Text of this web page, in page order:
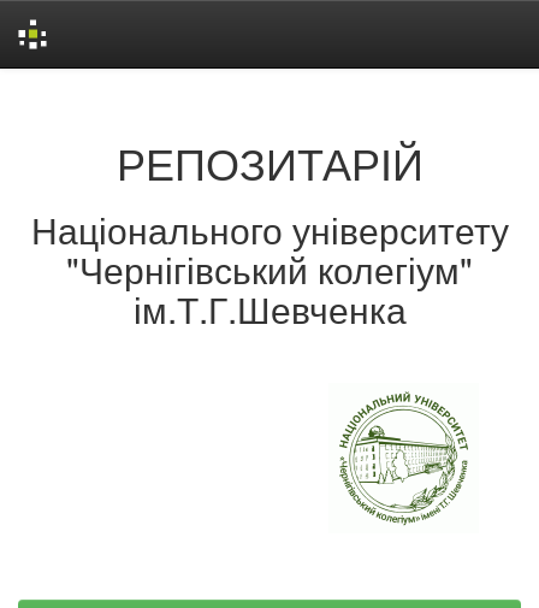
РЕПОЗИТАРІЙ
Національного університету
"Чернігівський колегіум"
ім.Т.Г.Шевченка